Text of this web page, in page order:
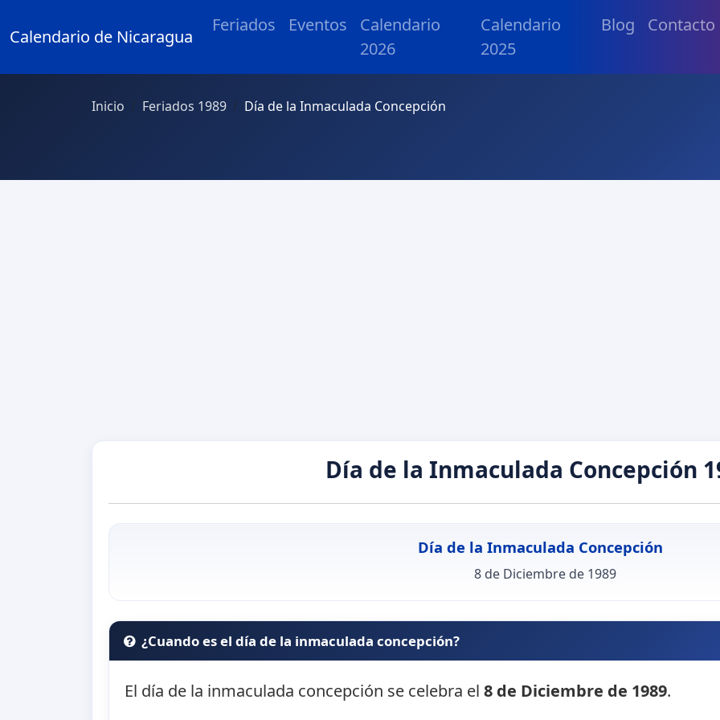
Calendario de Nicaragua
Feriados Eventos
Calendario
2026
Calendario
2025
Blog Contacto
Inicio Feriados 1989 Día de la Inmaculada Concepción
Día de la Inmaculada Concepción
Día de la Inmaculada Concepción
8 de Diciembre de 1989
¿Cuando es el día de la inmaculada concepción?
El día de la inmaculada concepción se celebra el8 de Diciembre de 1989.